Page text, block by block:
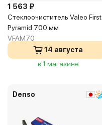
1 563 ₽
Стеклоочиститель Valeo First
Pyramid 700 мм
VFAM70
14 августа
в 1 магазине
Denso